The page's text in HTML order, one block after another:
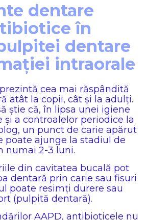
dentare
în
dentare
intraorale
cea mai răspândită
atât la copii, cât și la adulți.
știe că, în lipsa unei igiene
și a controalelor periodice la
un punct de carie apărut
poate ajunge la stadiul de
numai 2-3 luni.
din cavitatea bucală pot
dentară prin carie sau fisuri
poate resimți durere sau
(pulpită dentară).
AAPD, antibioticele nu